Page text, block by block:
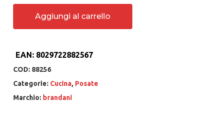
Aggiungi al carrello
EAN: 8029722882567
COD: 88256
Categorie: Cucina, Posate
Marchio: brandani